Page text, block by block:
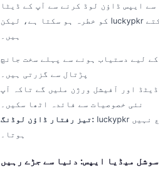
ایپس ڈاؤن لوڈ کرنے سے آپ کے ڈیٹا
کو خطرہ ہو سکتا ہے، لیکن luckypkr پر آپ مکمل اعتماد کے ساتھ ڈاؤن لوڈنگ کر سکتے
ہیں۔
لیے دستیاب ہونے سے پہلے سخت جانچ
پڑتال سے گزرتی ہیں۔
اور آفیشل ورژن ملیں گے تاکہ آپ
نئی خصوصیات سے فائدہ اٹھا سکیں۔
تیز رفتار ڈاؤن لوڈنگ: luckypkr کے سرورز انتہائی تیز ہیں، جس سے آپ کا وقت ضائع نہیں
ہوتا۔
سوشل میڈیا ایپس: دنیا سے جڑے رہیں